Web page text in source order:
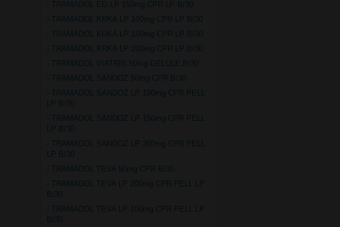
- TRAMADOL EG LP 150mg CPR LP B/30
- TRAMADOL KRKA LP 100mg CPR LP B/30
- TRAMADOL KRKA LP 150mg CPR LP B/30
- TRAMADOL KRKA LP 200mg CPR LP B/30
- TRAMADOL VIATRIS 50mg GELULE B/30
- TRAMADOL SANDOZ 50mg CPR B/30
- TRAMADOL SANDOZ LP 100mg CPR PELL
LP B/30
- TRAMADOL SANDOZ LP 150mg CPR PELL
LP B/30
- TRAMADOL SANDOZ LP 200mg CPR PELL
LP B/30
- TRAMADOL TEVA 50mg CPR B/30
- TRAMADOL TEVA LP 200mg CPR PELL LP
B/30
- TRAMADOL TEVA LP 100mg CPR PELL LP
B/30